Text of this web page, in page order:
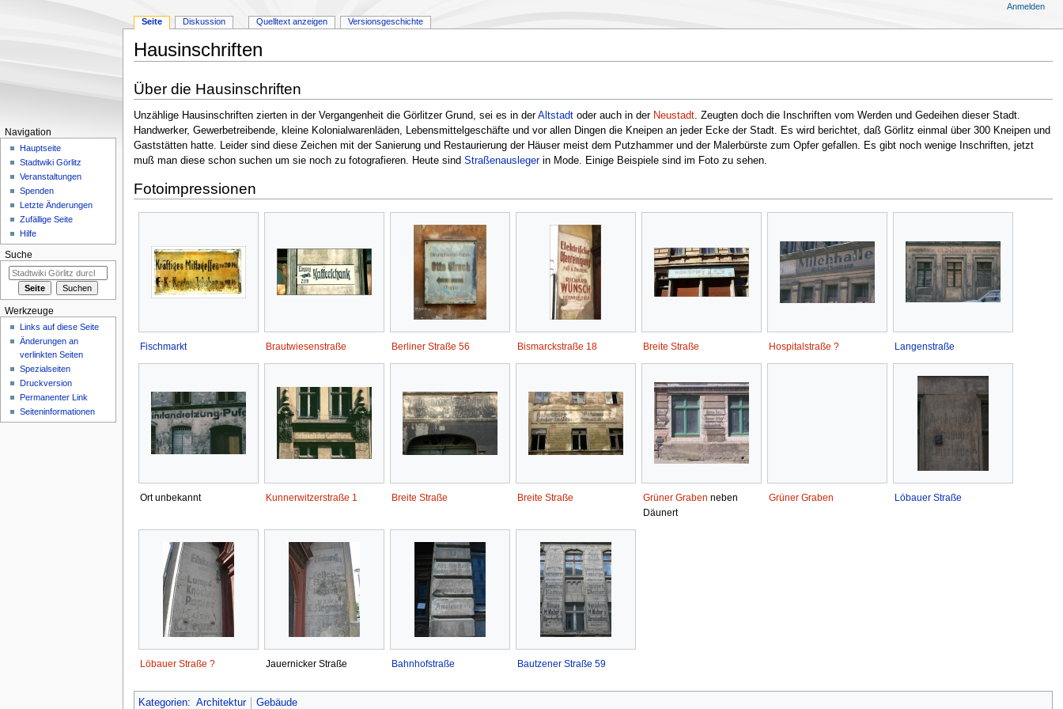
Hausinschriften
Zur
Navigation
springen
Zur
Suche
springen
Über die Hausinschriften
Unzählige Hausinschriften zierten in der Vergangenheit die Görlitzer Grund, sei es in derAltstadtoder auch in der Neustadt. Zeugten doch die Inschriften vom Werden und Gedeihen dieser Stadt.
Handwerker, Gewerbetreibende, kleine Kolonialwarenläden, Lebensmittelgeschäfte und vor allen Dingen die Kneipen an jeder Ecke der Stadt. Es wird berichtet, daß Görlitz einmal über 300 Kneipen und
Gaststätten hatte. Leider sind diese Zeichen mit der Sanierung und Restaurierung der Häuser meist dem Putzhammer und der Malerbürste zum Opfer gefallen. Es gibt noch wenige Inschriften, jetzt
muß man diese schon suchen um sie noch zu fotografieren. Heute sind Straßenauslegerin Mode. Einige Beispiele sind im Foto zu sehen.
Fotoimpressionen
Fischmarkt Brautwiesenstraße Berliner Straße 56 Bismarckstraße 18 Breite Straße Hospitalstraße ? Langenstraße
Ort unbekannt Kunnerwitzerstraße 1 Breite Straße Breite Straße Grüner Graben neben
Däunert
Grüner Graben Löbauer Straße
Löbauer Straße ? Jauernicker Straße Bahnhofstraße Bautzener Straße 59
Kategorien: Architektur Gebäude
Seite Diskussion Quelltext anzeigen Versionsgeschichte
Anmelden
Navigation
Hauptseite
Stadtwiki Görlitz
Veranstaltungen
Spenden
Letzte Änderungen
Zufällige Seite
Hilfe
Suche
Werkzeuge
Links auf diese Seite
Änderungen an
verlinkten Seiten
Spezialseiten
Druckversion
Permanenter Link
Seiten­informationen